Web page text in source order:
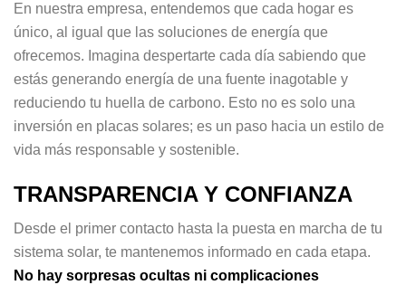
En nuestra empresa, entendemos que cada hogar es
único, al igual que las soluciones de energía que
ofrecemos. Imagina despertarte cada día sabiendo que
estás generando energía de una fuente inagotable y
reduciendo tu huella de carbono. Esto no es solo una
inversión en placas solares; es un paso hacia un estilo de
vida más responsable y sostenible.
TRANSPARENCIA Y CONFIANZA
Desde el primer contacto hasta la puesta en marcha de tu
sistema solar, te mantenemos informado en cada etapa.
No hay sorpresas ocultas ni complicaciones